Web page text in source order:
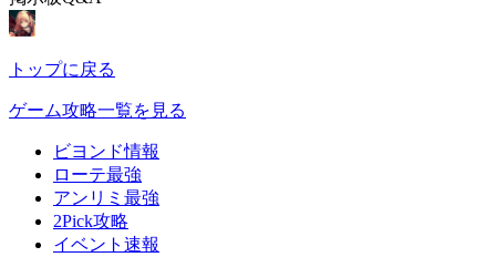
トップに戻る
ゲーム攻略一覧を見る
ビヨンド情報
ローテ最強
アンリミ最強
2Pick攻略
イベント速報